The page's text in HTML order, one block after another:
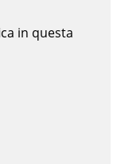
in questa